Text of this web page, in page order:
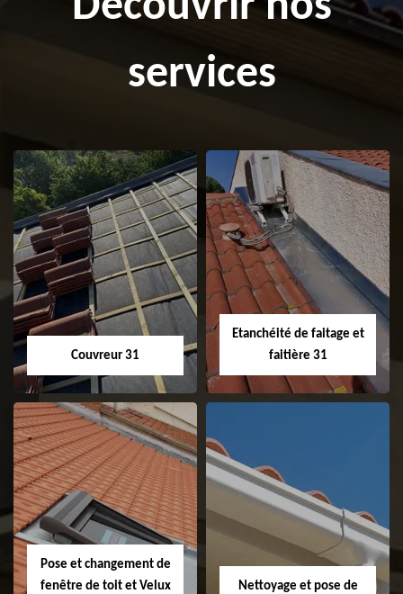
services
Couvreur 31
Couvreur 31
Etanchéité de faitage et
faitière 31
Etanchéité de
faitage et faitière
31
Pose et changement de
fenêtre de toit et Velux
Nettoyage et pose de